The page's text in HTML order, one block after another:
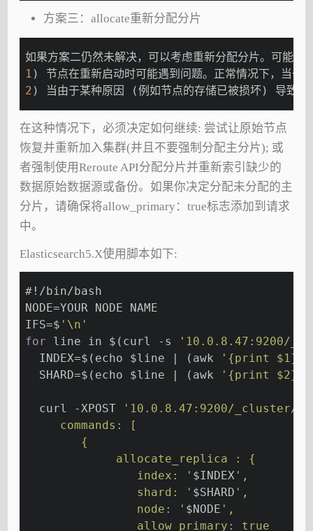
方案三：allocate重新分配分片
如果方案二仍然未解决，可以考虑重新分配分片。可能的
1 ) 节点在重新启动时可能遇到问题。正常情况下，当一
2 ) 当由于某种原因 (例如节点的存储已被损坏) 导致该
在这种情况下，必须决定如何继续: 尝试让原始节点
恢复并重新加入集群(并且不要强制分配主分片); 或
者强制使用Reroute API分配分片并重新索引缺少的
数据原始数据源或备份。如果你决定分配未分配的主
分片，请确保将allow_primary：true标志添加到请求
中。
Elasticsearch5.X使用脚本如下:
#!/bin/bash
NODE=YOUR NODE NAME
IFS=$ '\n'
for line in $(curl -s
'10.0.8.47:9200/
  INDEX=$(echo $line | (awk
'{print $1}'
  SHARD=$(echo $line | (awk
'{print $2}'
  curl -XPOST
'10.0.8.47:9200/_cluster/
     commands: [
        {
             allocate_replica : {
                index: '
$INDEX ',
                shard: '
$SHARD ',
                node: '
$NODE ',
                allow_primary: true